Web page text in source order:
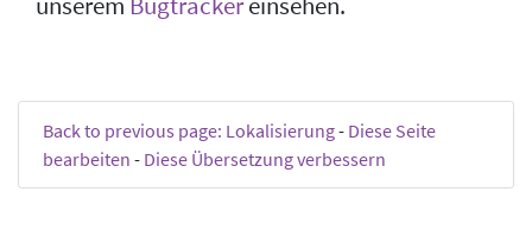
Back to previous page: Lokalisierung- Diese Seite
bearbeiten - Diese Übersetzung verbessern